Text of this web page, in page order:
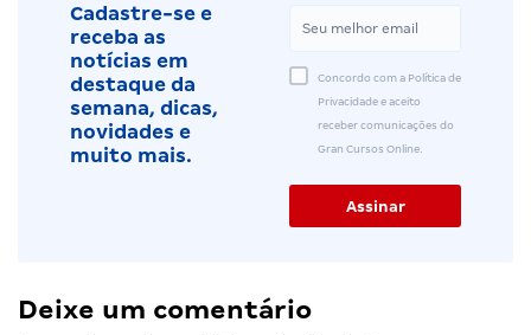
Cadastre-se e
receba as
notícias em
destaque da
semana, dicas,
novidades e
muito mais.
Concordo com a Política de
Privacidade e aceito
receber comunicações do
Gran Cursos Online.
Deixe um comentário